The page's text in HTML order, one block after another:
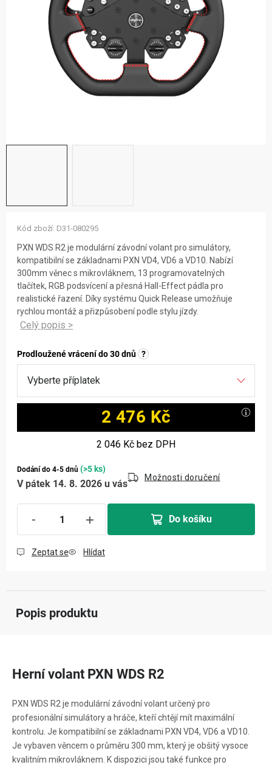
12 důvodů proč Gigamat Možnosti dopravy
PXN WDS R2 je modulární závodní volant pro simulátory,
kompatibilní se základnami PXN VD4, VD6 a VD10. Nabízí
300mm věnec s mikrovláknem, 13 programovatelných
tlačítek, RGB podsvícení a přesná Hall-Effect pádla pro
realistické řazení. Díky systému Quick Release umožňuje
rychlou montáž a přizpůsobení podle stylu jízdy.
Prodloužené vrácení do 30 dnů ?
2 476 Kč
2 046 Kč bez DPH
Dodání do 4-5 dnů (>5 ks)
V pátek 14. 8. 2026 u vás
Možnosti doručení
Do košíku
Kód zboží: D31-080295
Zeptat se Hlídat
Popis produktu
Herní volant PXN WDS R2
PXN WDS R2 je modulární závodní volant určený pro
profesionální simulátory a hráče, kteří chtějí mít maximální
kontrolu. Je kompatibilní se základnami PXN VD4, VD6 a VD10.
Je vybaven věncem o průměru 300 mm, který je obšitý vysoce
kvalitním mikrovláknem. K dispozici jsou také funkce pro